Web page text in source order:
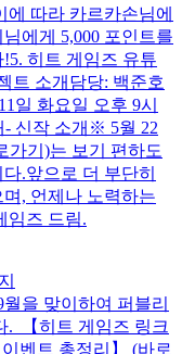
따라 카르카손님에
에게 5,000 포인트를
5. 히트 게임즈 유튜
트 소개담당: 백준호
일 화요일 오후 9시
- 신작 소개※ 5월 22
가기)는 보기 편하도
.앞으로 더 부단히
, 언제나 노력하는
임즈 드림.
을 맞이하여 퍼블리
. 【히트 게임즈 링크
벤트 총정리】 (바로